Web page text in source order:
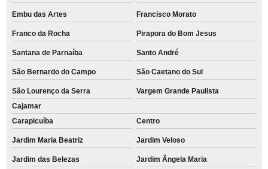
Embu das Artes Francisco Morato
Franco da Rocha Pirapora do Bom Jesus
Santana de Parnaíba Santo André
São Bernardo do Campo São Caetano do Sul
São Lourenço da Serra
Vargem Grande Paulista
Cajamar
Carapicuíba
Centro
Jardim Maria Beatriz Jardim Veloso
Jardim das Belezas Jardim Ângela Maria